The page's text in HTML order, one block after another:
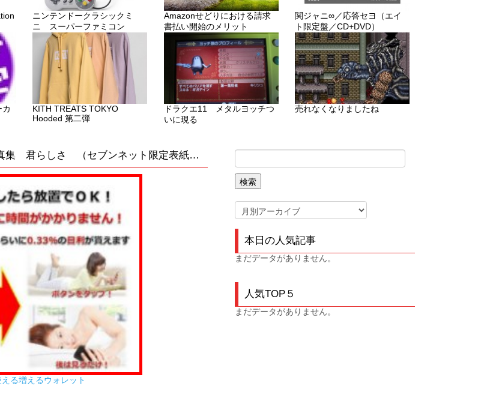
ニンテンドークラシックミ
ニ スーパーファミコン
Amazonせどりにおける請求
書払い開始のメリット
関ジャニ∞／応答セヨ（エイ
ト限定盤／CD+DVD）
KITH TREATS TOKYO
Hooded 第二弾
ドラクエ11 メタルヨッチつ
いに現る
売れなくなりましたね
【２次入荷予約】乃木坂46 堀未央奈１ｓｔ写真集 君らしさ （セブンネット限定表紙Ｖｅｒ．）が販売中です！
る増えるウォレット
本日の人気記事
まだデータがありません。
人気TOP５
まだデータがありません。